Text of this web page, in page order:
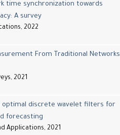
time synchronization towards
A survey
2022
From Traditional Networks
2021
optimal discrete wavelet filters for
forecasting
Applications, 2021